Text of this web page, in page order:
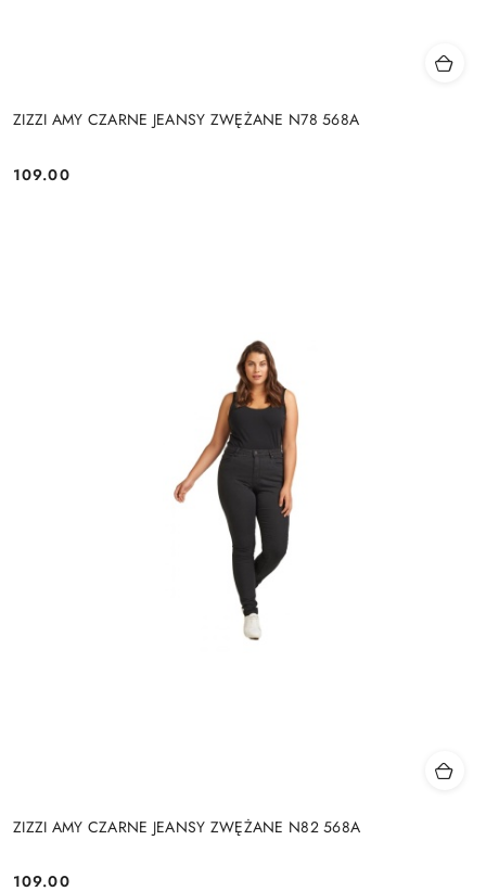
ZIZZI AMY CZARNE JEANSY ZWĘŻANE N78 568A
Cena:
109.00
ZIZZI AMY CZARNE JEANSY ZWĘŻANE N82 568A
109.00